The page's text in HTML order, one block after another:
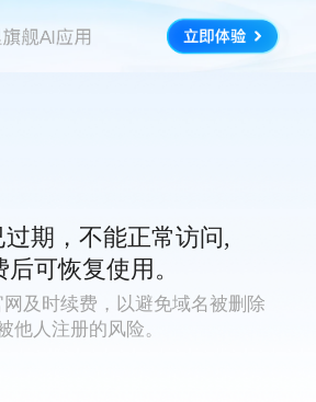
期，不能正常访问,
后可恢复使用。
及时续费，以避免域名被删除
他人注册的风险。